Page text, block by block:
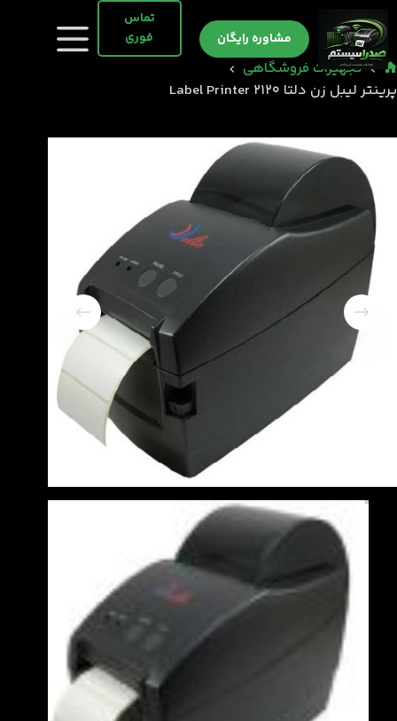
به
محتوا
مشاوره رایگان
تماس
فوری
خانه
تجهیزات فروشگاهی
پرینتر لیبل زن دلتا 2120 Label Printer